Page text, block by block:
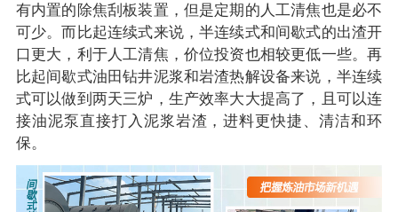
有内置的除焦刮板装置，但是定期的人工清焦也是必不
可少。而比起连续式来说，半连续式和间歇式的出渣开
口更大，利于人工清焦，价位投资也相较更低一些。再
比起间歇式油田钻井泥浆和岩渣热解设备来说，半连续
式可以做到两天三炉，生产效率大大提高了，且可以连
接油泥泵直接打入泥浆岩渣，进料更快捷、清洁和环
保。